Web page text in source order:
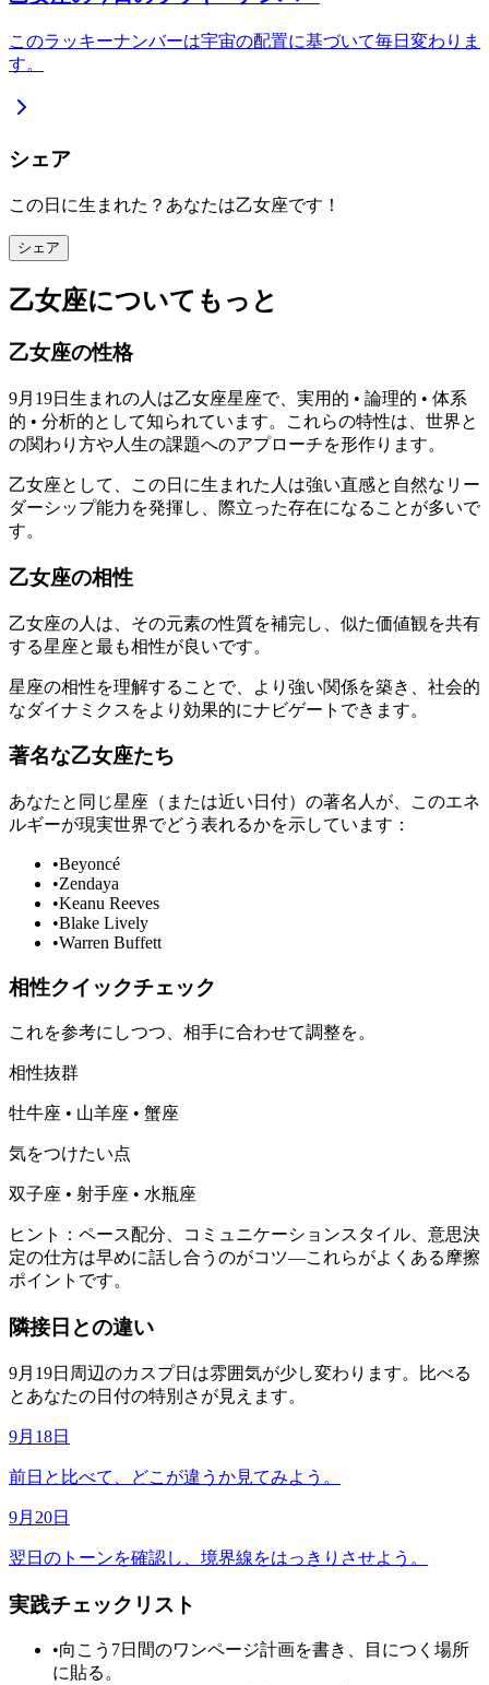
このラッキーナンバーは宇宙の配置に基づいて毎日変わりま
す。
シェア
この日に生まれた？あなたは乙女座です！
シェア
乙女座についてもっと
乙女座の性格
9月19日生まれの人は乙女座星座で、実用的 • 論理的 • 体系
的 • 分析的として知られています。これらの特性は、世界と
の関わり方や人生の課題へのアプローチを形作ります。
乙女座として、この日に生まれた人は強い直感と自然なリー
ダーシップ能力を発揮し、際立った存在になることが多いで
す。
乙女座の相性
乙女座の人は、その元素の性質を補完し、似た価値観を共有
する星座と最も相性が良いです。
星座の相性を理解することで、より強い関係を築き、社会的
なダイナミクスをより効果的にナビゲートできます。
著名な乙女座たち
あなたと同じ星座（または近い日付）の著名人が、このエネ
ルギーが現実世界でどう表れるかを示しています：
•Beyoncé
•Zendaya
•Keanu Reeves
•Blake Lively
•Warren Buffett
相性クイックチェック
これを参考にしつつ、相手に合わせて調整を。
相性抜群
牡牛座 • 山羊座 • 蟹座
気をつけたい点
双子座 • 射手座 • 水瓶座
ヒント：ペース配分、コミュニケーションスタイル、意思決
定の仕方は早めに話し合うのがコツ—これらがよくある摩擦
ポイントです。
隣接日との違い
9月19日周辺のカスプ日は雰囲気が少し変わります。比べる
とあなたの日付の特別さが見えます。
9月18日
前日と比べて、どこが違うか見てみよう。
9月20日
翌日のトーンを確認し、境界線をはっきりさせよう。
実践チェックリスト
•向こう7日間のワンページ計画を書き、目につく場所
に貼る。